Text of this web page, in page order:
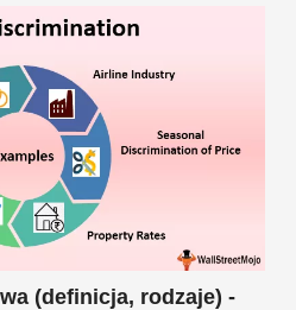
(definicja, rodzaje) -